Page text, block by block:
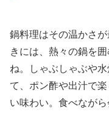
鍋料理はその温かさ
きには、熱々の鍋を
ね。しゃぶしゃぶや
て、ポン酢や出汁で
い味わい。食べなが